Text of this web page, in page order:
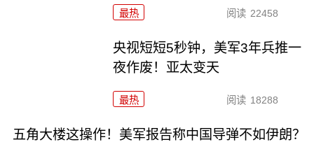
最热 阅读 22458
央视短短5秒钟，美军3年兵推一
夜作废！亚太变天
最热 阅读 18288
五角大楼这操作！美军报告称中国导弹不如伊朗？